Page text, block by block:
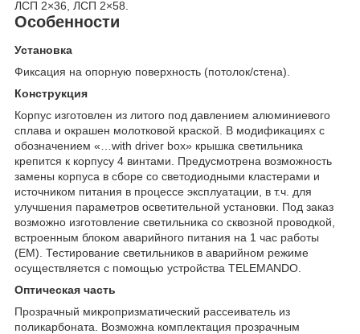
ЛСП 2×36, ЛСП 2×58.
Особенности
Установка
Фиксация на опорную поверхность (потолок/стена).
Конструкция
Корпус изготовлен из литого под давлением алюминиевого
сплава и окрашен молотковой краской. В модификациях c
обозначением «…with driver box» крышка светильника
крепится к корпусу 4 винтами. Предусмотрена возможность
замены корпуса в сборе со светодиодными кластерами и
источником питания в процессе эксплуатации, в т.ч. для
улучшения параметров осветительной установки. Под заказ
возможно изготовление светильника со сквозной проводкой,
встроенным блоком аварийного питания на 1 час работы
(EM). Тестирование светильников в аварийном режиме
осуществляется с помощью устройства TELEMANDO.
Оптическая часть
Прозрачный микропризматический рассеиватель из
поликарбоната. Возможна комплектация прозрачным